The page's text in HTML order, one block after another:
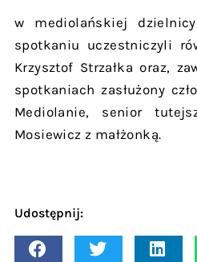
w mediolańskiej
spotkaniu uczestniczyli
Krzysztof Strzałka oraz,
spotkaniach zasłużony
Mediolanie, senior
Mosiewicz z małżonką.
Udostępnij: